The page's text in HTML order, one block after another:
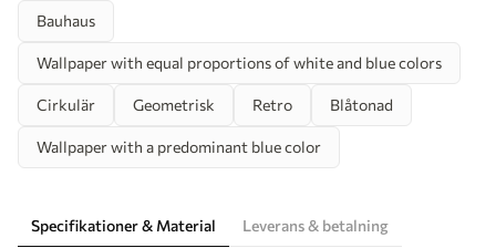
Bauhaus
Wallpaper with equal proportions of white and blue colors
Cirkulär Geometrisk Retro Blåtonad
Wallpaper with a predominant blue color
Specifikationer & Material
Leverans & betalning